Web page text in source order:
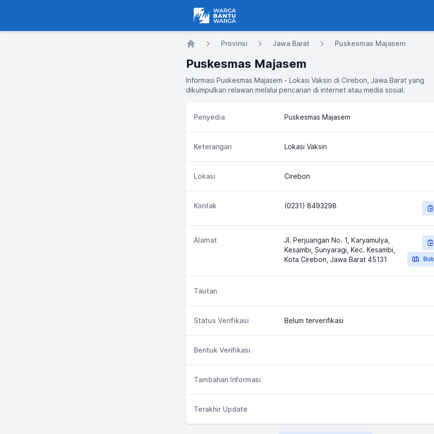
Warga Bantu Warga
Provinsi Jawa Barat Puskesmas Majasem
Puskesmas Majasem
Informasi Puskesmas Majasem - Lokasi Vaksin di Cirebon, Jawa Barat yang
dikumpulkan relawan melalui pencarian di internet atau media sosial.
Penyedia Puskesmas Majasem
Keterangan Lokasi Vaksin
Lokasi Cirebon
Kontak (0231) 8493298
Alamat
Jl. Perjuangan No. 1, Karyamulya,
Kesambi, Sunyaragi, Kec. Kesambi,
Kota Cirebon, Jawa Barat 45131
Tautan
Status Verifikasi Belum terverifikasi
Bentuk Verifikasi
Tambahan Informasi
Terakhir Update